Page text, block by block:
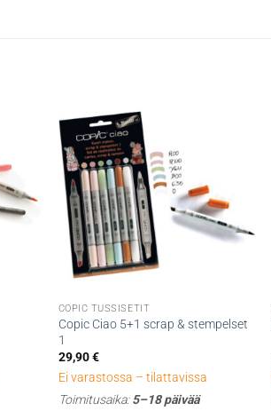
COPIC TUSSISETIT
Copic Ciao 5+1 scrap & stempelset
1
29,90€
Ei varastossa – tilattavissa
Toimitusaika:5–18 päivää